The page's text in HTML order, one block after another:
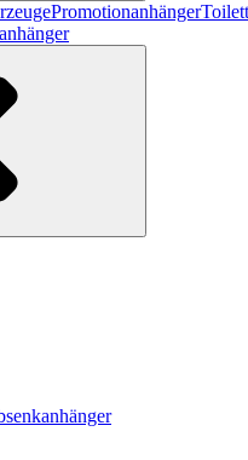
Promotionanhänger